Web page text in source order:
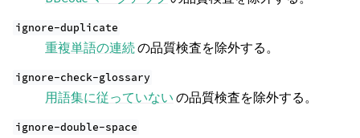
ignore-duplicate
重複単語の連続の品質検査を除外する。
ignore-check-glossary
用語集に従っていないの品質検査を除外する。
ignore-double-space